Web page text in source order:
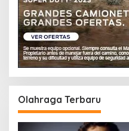
Olahraga Terbaru